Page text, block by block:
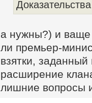
а нужны?) и ваще
ли премьер-
взятки,
расширение
лишние вопросы